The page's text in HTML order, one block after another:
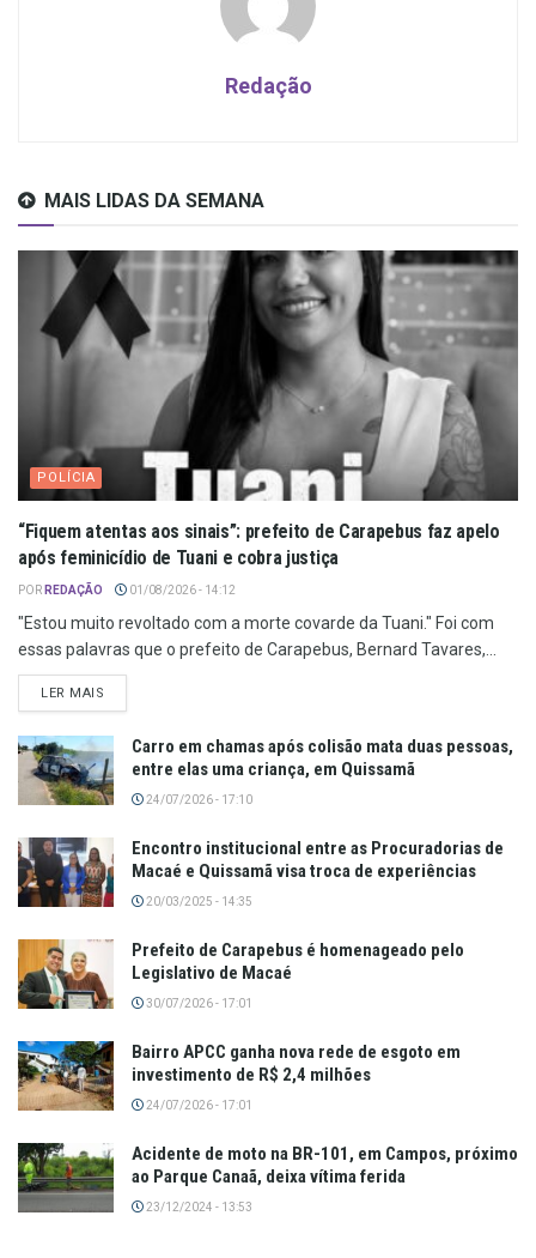
Redação
MAIS LIDAS DA SEMANA
POLÍCIA
“Fiquem atentas aos sinais”: prefeito de Carapebus faz apelo
após feminicídio de Tuani e cobra justiça
POR REDAÇÃO 01/08/2026 - 14:12
"Estou muito revoltado com a morte covarde da Tuani." Foi com
essas palavras que o prefeito de Carapebus, Bernard Tavares,...
LER MAIS
Carro em chamas após colisão mata duas pessoas,
entre elas uma criança, em Quissamã
24/07/2026 - 17:10
Encontro institucional entre as Procuradorias de
Macaé e Quissamã visa troca de experiências
20/03/2025 - 14:35
Prefeito de Carapebus é homenageado pelo
Legislativo de Macaé
30/07/2026 - 17:01
Bairro APCC ganha nova rede de esgoto em
investimento de R$ 2,4 milhões
24/07/2026 - 17:01
Acidente de moto na BR-101, em Campos, próximo
ao Parque Canaã, deixa vítima ferida
23/12/2024 - 13:53